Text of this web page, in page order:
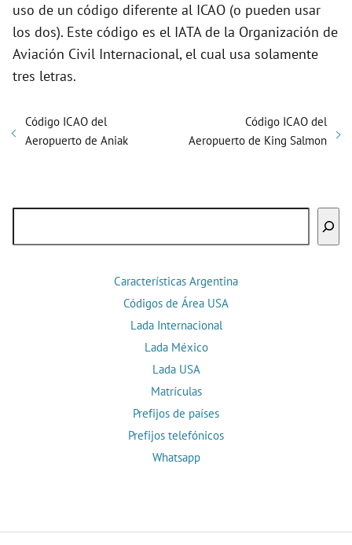
uso de un código diferente al ICAO (o pueden usar
los dos). Este código es el IATA de la Organización de
Aviación Civil Internacional, el cual usa solamente
tres letras.
Código ICAO del
Aeropuerto de Aniak
Código ICAO del
Aeropuerto de King Salmon
Características Argentina
Códigos de Área USA
Lada Internacional
Lada México
Lada USA
Matrículas
Prefijos de países
Prefijos telefónicos
Whatsapp